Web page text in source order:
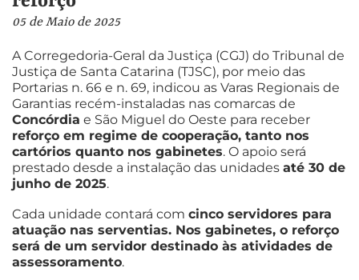
05 de Maio de 2025
A Corregedoria-Geral da Justiça (CGJ) do Tribunal de
Justiça de Santa Catarina (TJSC), por meio das
Portarias n. 66 e n. 69, indicou as Varas Regionais de
Garantias recém-instaladas nas comarcas de
Concórdia e São Miguel do Oeste para receber
reforço em regime de cooperação, tanto nos
cartórios quanto nos gabinetes. O apoio será
prestado desde a instalação das unidades até 30 de
junho de 2025.
Cada unidade contará com cinco servidores para
atuação nas serventias. Nos gabinetes, o reforço
será de um servidor destinado às atividades de
assessoramento.